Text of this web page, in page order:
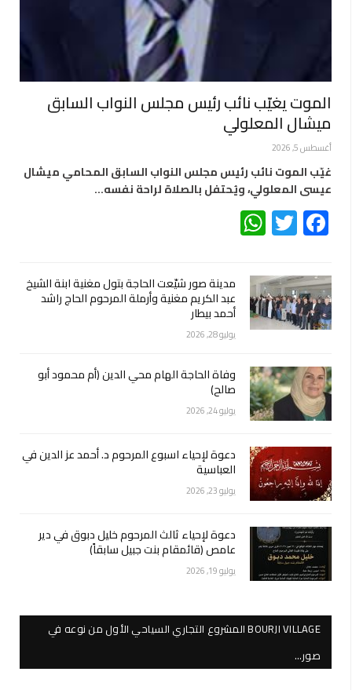
الموت يغيّب نائب رئيس مجلس النواب السابق
ميشال المعلولي
أغسطس 5, 2026
غيّب الموت نائب رئيس مجلس النواب السابق المحامي ميشال
عيسى المعلولي، ويُحتفل بالصلاة لراحة نفسه…
Facebook
Twitter
مدينة صور شيّعت الحاجة بتول مغنية ابنة الشيخ
عبد الكريم مغنية وأرملة المرحوم الحاج راشد
أحمد بيطار
يوليو 28, 2026
وفاة الحاجة الهام محي الدين (أم محمود أبو
صالح)
يوليو 24, 2026
دعوة لإحياء اسبوع المرحوم د. أحمد عز الدين في
العباسية
يوليو 23, 2026
دعوة لإحياء ثالث المرحوم خليل دبوق في دير
عامص (قائمقام بنت جبيل سابقاً)
يوليو 19, 2026
BOURJI VILLAGE المشروع التجاري السياحي الأول من نوعه في
صور…